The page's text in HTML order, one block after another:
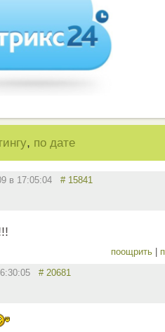
, по дате
в 17:05:04 # 15841
поощрить
# 20681